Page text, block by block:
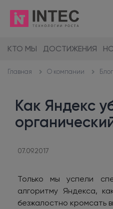
КТО МЫ ДОСТИЖЕНИЯ
Главная О компании Блог
Как Яндекс
07.09.2017
Только мы успели
алгоритму Яндекса,
безжалостно кромсать